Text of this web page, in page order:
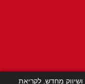
מחדש. לקריאת